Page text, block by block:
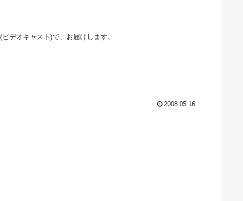
デオキャスト)で、お届けします。
2008.05.16